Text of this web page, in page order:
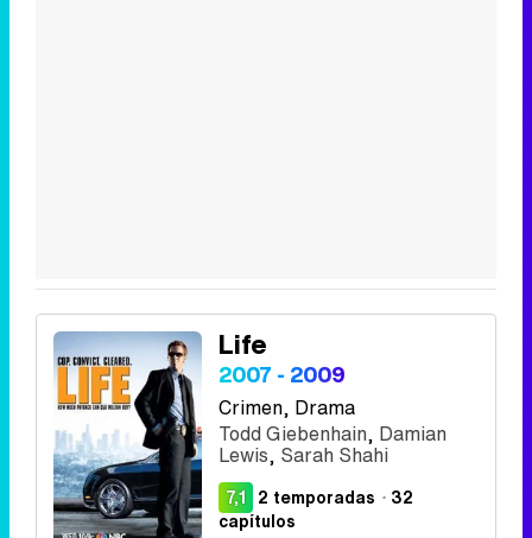
Life
2007 - 2009
Crimen, Drama
Todd Giebenhain, Damian
Lewis, Sarah Shahi
7,1 2 temporadas · 32
capítulos